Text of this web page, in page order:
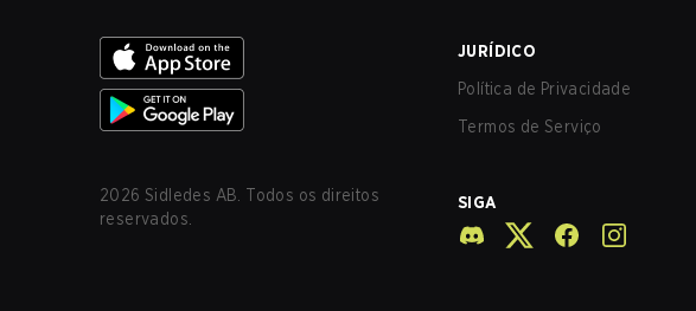
2026 Sidledes AB. Todos os direitos
reservados.
JURÍDICO
Política de Privacidade
Termos de Serviço
SIGA